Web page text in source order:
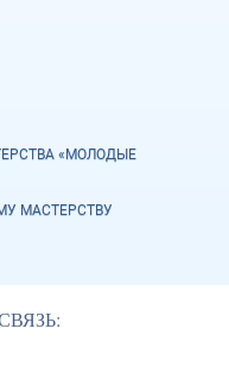
«МОЛОДЫЕ
МАСТЕРСТВУ